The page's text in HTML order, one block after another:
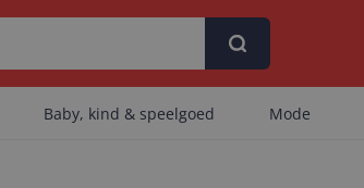
Baby, kind & speelgoed Mode